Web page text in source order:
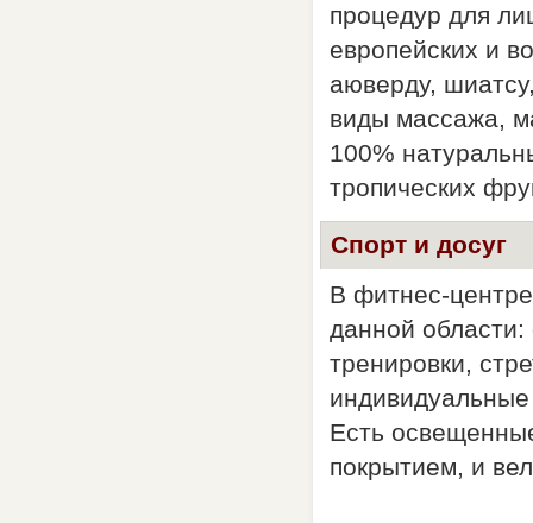
процедур для
европейских и
аюверду,
виды массажа,
100%
тропических
Спорт и досуг
В фитнес-
данной
тренировки,
Есть
покрытием, и